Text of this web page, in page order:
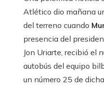
Atlético dio mañana
del terreno cuando
presencia del
Jon Uriarte, recibió el
autobús del equipo
un número 25 de